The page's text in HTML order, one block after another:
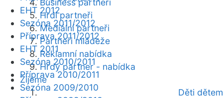
Business partneři
Hrdí partneři
Mediální partneři
Partneři mládeže
Reklamní nabídka
Hrdý partner - nabídka
Žijeme
Děti dětem
EHT 2012
Sezóna 2011/2012
Příprava 2011/2012
EHT 2011
Sezóna 2010/2011
Příprava 2010/2011
Sezóna 2009/2010